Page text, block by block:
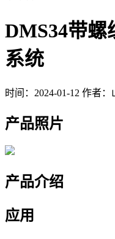
DMS34带螺
系统
时间：2024-01-12 作者：
产品照片
产品介绍
应用